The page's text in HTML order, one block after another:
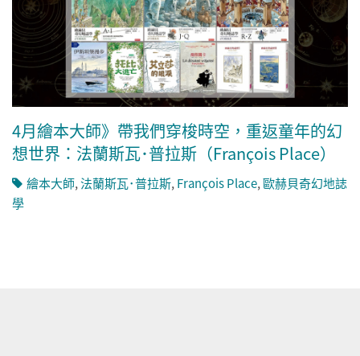
4月繪本大師》帶我們穿梭時空，重返童年的幻
想世界：法蘭斯瓦･普拉斯（François Place）
繪本大師,法蘭斯瓦･普拉斯,François Place,歐赫貝奇幻地誌
學